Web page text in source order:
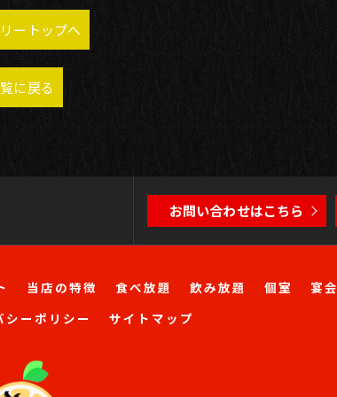
ートップへ
に戻る
お問い合わせはこちら
当店の特徴 食べ放題 飲み放題 個室 宴会
シーポリシー サイトマップ